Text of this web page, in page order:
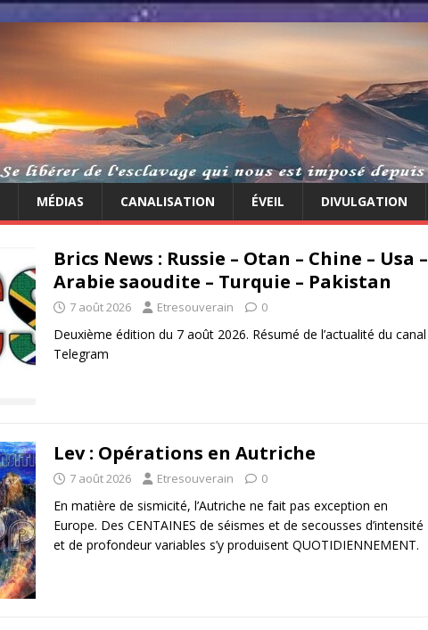
MÉDIAS CANALISATION ÉVEIL DIVULGATION
Brics News : Russie – Otan – Chine – Usa –
Arabie saoudite – Turquie – Pakistan
7 août 2026 Etresouverain 0
Deuxième édition du 7 août 2026. Résumé de l’actualité du canal
Telegram
Lev : Opérations en Autriche
7 août 2026 Etresouverain 0
En matière de sismicité, l’Autriche ne fait pas exception en
Europe. Des CENTAINES de séismes et de secousses d’intensité
et de profondeur variables s’y produisent QUOTIDIENNEMENT.